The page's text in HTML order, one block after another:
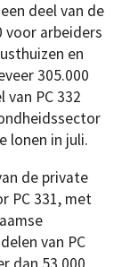
deel van de
voor arbeiders
en
305.000
PC 332
lonen in juli.
de private
PC 331, met
van PC